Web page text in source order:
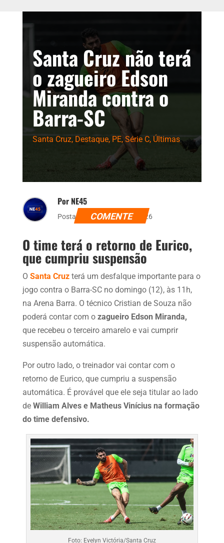
Santa Cruz não terá
o zagueiro Edson
Miranda contra o
Barra-SC
Santa Cruz, Destaque, PE,Série C, Últimas
Por NE45
Postado dia 6 de julho de 2026
COMENTE
O time terá o retorno de Eurico,
que cumpriu suspensão
O Santa Cruzterá um desfalque importante para o
jogo contra o Barra-SC no domingo (12), às 11h,
na Arena Barra. O técnico Cristian de Souza não
poderá contar com ozagueiro Edson Miranda,
que recebeu o terceiro amarelo e vai cumprir
suspensão automática.
Por outro lado, o treinador vai contar com o
retorno de Eurico, que cumpriu a suspensão
automática. É provável que ele seja titular ao lado
de William Alves e Matheus Vinícius na formação
do time defensivo.
Foto: Evelyn Victória/Santa Cruz